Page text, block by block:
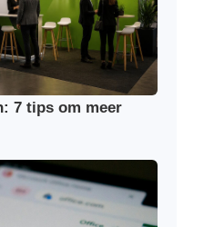
7 tips om meer